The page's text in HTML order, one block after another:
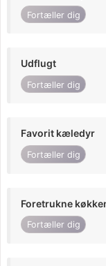
Fortæller dig
Udflugt
Fortæller dig
Favorit kæledyr
Fortæller dig
Foretrukne
Fortæller dig